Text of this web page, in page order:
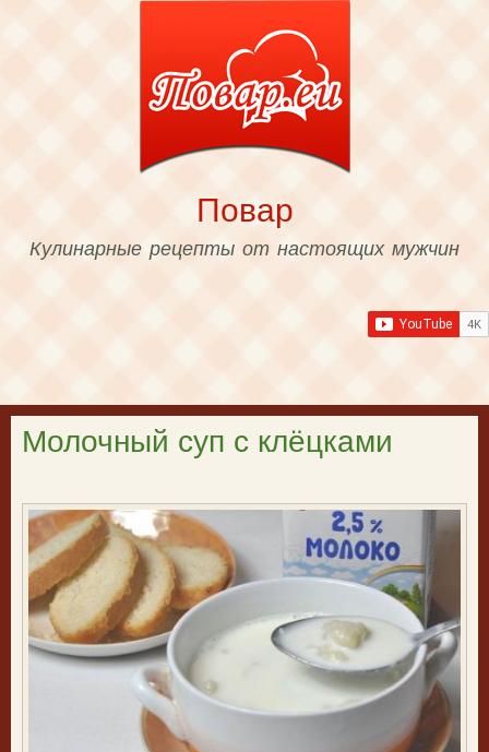
content
Повар
Кулинарные рецепты от настоящих мужчин
Молочный суп с клёцками